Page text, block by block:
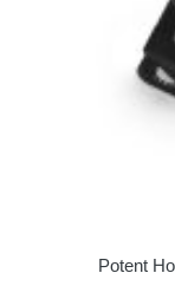
Potent